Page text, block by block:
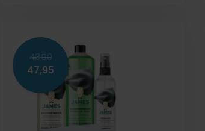
48,50
47,95